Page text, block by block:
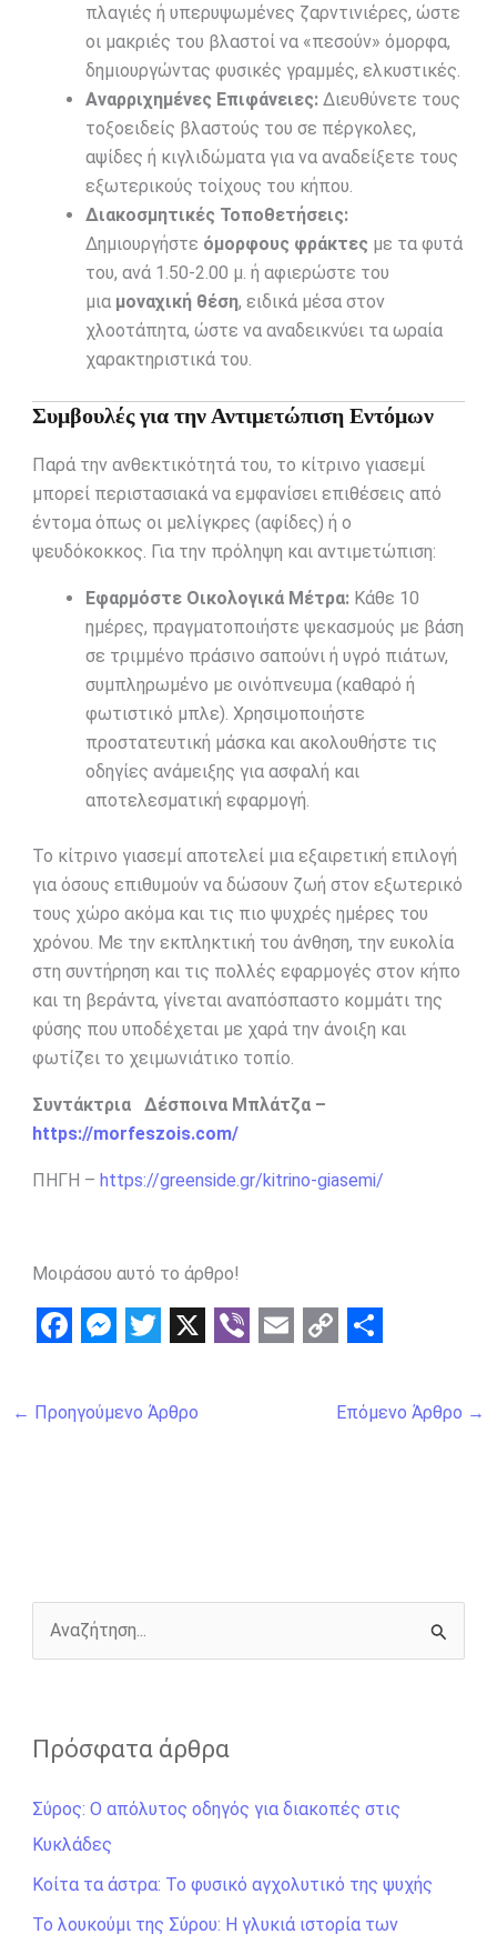
πλαγιές ή υπερυψωμένες ζαρντινιέρες, ώστε
οι μακριές του βλαστοί να «πεσούν» όμορφα,
δημιουργώντας φυσικές γραμμές, ελκυστικές.
Αναρριχημένες Επιφάνειες:Διευθύνετε τους
τοξοειδείς βλαστούς του σε πέργκολες,
αψίδες ή κιγλιδώματα για να αναδείξετε τους
εξωτερικούς τοίχους του κήπου.
Διακοσμητικές Τοποθετήσεις:
Δημιουργήστε όμορφους φράκτες με τα φυτά
του, ανά 1.50-2.00 μ. ή αφιερώστε του
μια μοναχική θέση, ειδικά μέσα στον
χλοοτάπητα, ώστε να αναδεικνύει τα ωραία
χαρακτηριστικά του.
Συμβουλές για την Αντιμετώπιση Εντόμων
Παρά την ανθεκτικότητά του, το κίτρινο γιασεμί
μπορεί περιστασιακά να εμφανίσει επιθέσεις από
έντομα όπως οι μελίγκρες (αφίδες) ή ο
ψευδόκοκκος. Για την πρόληψη και αντιμετώπιση:
Εφαρμόστε Οικολογικά Μέτρα:Κάθε 10
ημέρες, πραγματοποιήστε ψεκασμούς με βάση
σε τριμμένο πράσινο σαπούνι ή υγρό πιάτων,
συμπληρωμένο με οινόπνευμα (καθαρό ή
φωτιστικό μπλε). Χρησιμοποιήστε
προστατευτική μάσκα και ακολουθήστε τις
οδηγίες ανάμειξης για ασφαλή και
αποτελεσματική εφαρμογή.
Το κίτρινο γιασεμί αποτελεί μια εξαιρετική επιλογή
για όσους επιθυμούν να δώσουν ζωή στον εξωτερικό
τους χώρο ακόμα και τις πιο ψυχρές ημέρες του
χρόνου. Με την εκπληκτική του άνθηση, την ευκολία
στη συντήρηση και τις πολλές εφαρμογές στον κήπο
και τη βεράντα, γίνεται αναπόσπαστο κομμάτι της
φύσης που υποδέχεται με χαρά την άνοιξη και
φωτίζει το χειμωνιάτικο τοπίο.
Συντάκτρια Δέσποινα Μπλάτζα –
https://morfeszois.com/
ΠΗΓΗ – https://greenside.gr/kitrino-giasemi/
Μοιράσου αυτό το άρθρο!
a
c
k
s
e
r
w
i
k
h
a
← Προηγούμενο Άρθρο Επόμενο Άρθρο →
ζ
τ
η
σ
η
Πρόσφατα άρθρα
Σύρος: Ο απόλυτος οδηγός για διακοπές στις
Κυκλάδες
Κοίτα τα άστρα: Το φυσικό αγχολυτικό της ψυχής
Το λουκούμι της Σύρου: Η γλυκιά ιστορία των